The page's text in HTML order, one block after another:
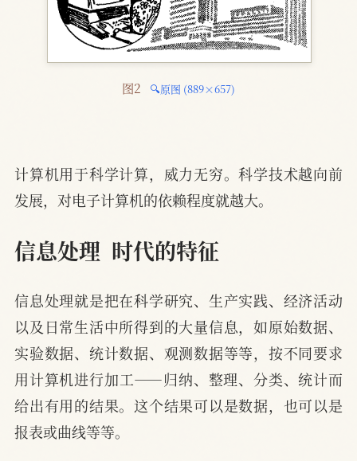
图2 🔍原图 (889×657)
计算机用于科学计算，威力无穷。科学技术越向前
发展，对电子计算机的依赖程度就越大。
信息处理  时代的特征
信息处理就是把在科学研究、生产实践、经济活动
以及日常生活中所得到的大量信息，如原始数据、
实验数据、统计数据、观测数据等等，按不同要求
用计算机进行加工——归纳、整理、分类、统计而
给出有用的结果。这个结果可以是数据，也可以是
报表或曲线等等。